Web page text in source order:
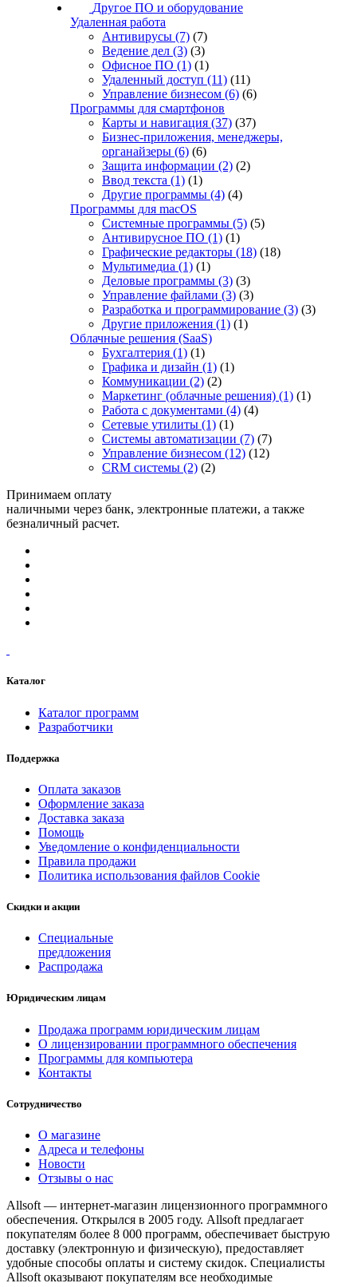
Другое ПО и оборудование
Удаленная работа
Антивирусы (7) (7)
Ведение дел (3) (3)
Офисное ПО (1) (1)
Удаленный доступ (11) (11)
Управление бизнесом (6) (6)
Программы для смартфонов
Карты и навигация (37) (37)
Бизнес-приложения, менеджеры,
органайзеры (6) (6)
Защита информации (2) (2)
Ввод текста (1) (1)
Другие программы (4) (4)
Программы для macOS
Системные программы (5) (5)
Антивирусное ПО (1) (1)
Графические редакторы (18) (18)
Мультимедиа (1) (1)
Деловые программы (3) (3)
Управление файлами (3) (3)
Разработка и программирование (3) (3)
Другие приложения (1) (1)
Облачные решения (SaaS)
Бухгалтерия (1) (1)
Графика и дизайн (1) (1)
Коммуникации (2) (2)
Маркетинг (облачные решения) (1) (1)
Работа с документами (4) (4)
Сетевые утилиты (1) (1)
Системы автоматизации (7) (7)
Управление бизнесом (12) (12)
CRM системы (2) (2)
Принимаем оплату
наличными через банк, электронные платежи, а также
безналичный расчет.
Каталог
Каталог программ
Разработчики
Поддержка
Оплата заказов
Оформление заказа
Доставка заказа
Помощь
Уведомление о конфиденциальности
Правила продажи
Политика использования файлов Cookie
Скидки и акции
Специальные
предложения
Распродажа
Юридическим лицам
Продажа программ юридическим лицам
О лицензировании программного обеспечения
Программы для компьютера
Контакты
Сотрудничество
О магазине
Адреса и телефоны
Новости
Отзывы о нас
Allsoft — интернет-магазин лицензионного программного
обеспечения. Открылся в 2005 году. Allsoft предлагает
покупателям более 8 000 программ, обеспечивает быструю
доставку (электронную и физическую), предоставляет
удобные способы оплаты и систему скидок. Специалисты
Allsoft оказывают покупателям все необходимые